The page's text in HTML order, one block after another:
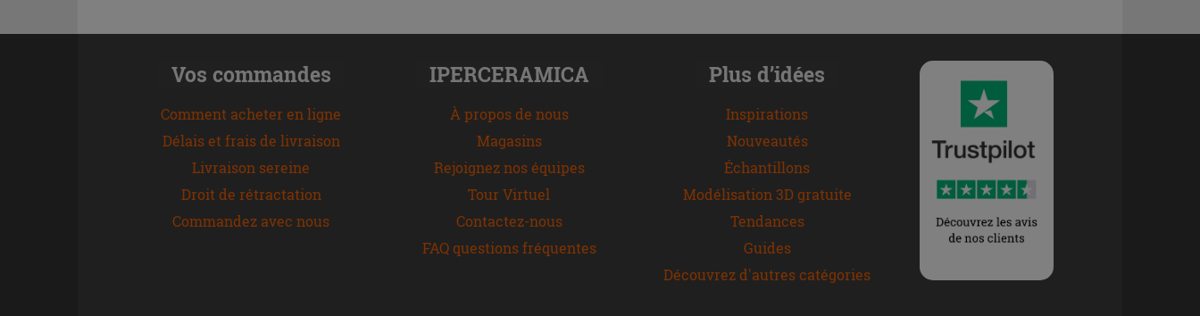
Vos commandes
Comment acheter en ligne
Délais et frais de livraison
Livraison sereine
Droit de rétractation
Commandez avec nous
IPERCERAMICA
À propos de nous
Magasins
Rejoignez nos équipes
Tour Virtuel
Contactez-nous
FAQ questions fréquentes
Plus d’idées
Inspirations
Nouveautés
Échantillons
Modélisation 3D gratuite
Tendances
Guides
Découvrez d'autres catégories